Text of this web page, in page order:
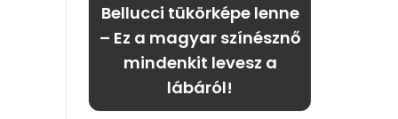
Bellucci tükörképe lenne
– Ez a magyar színésznő
mindenkit levesz a
lábáról!